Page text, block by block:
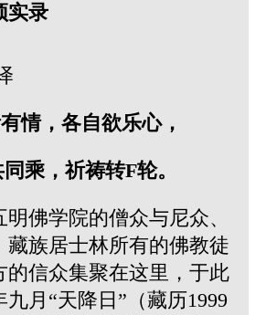
实录
情，各自欲乐心，
乘，祈祷转F轮。
佛学院的僧众与尼众、
藏族居士林所有的佛教徒
的信众集聚在这里，于此
月“天降日”（藏历1999